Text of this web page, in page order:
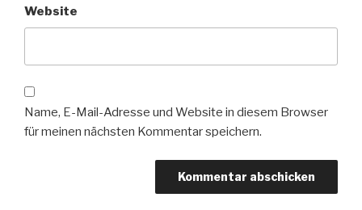
Website
Name, E-Mail-Adresse und Website in diesem Browser
für meinen nächsten Kommentar speichern.